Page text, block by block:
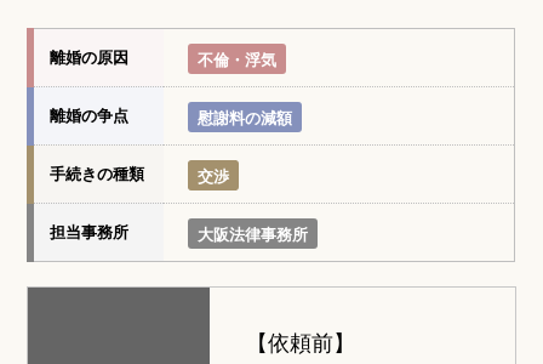
離婚の原因 不倫・浮気
離婚の争点 慰謝料の減額
手続きの種類 交渉
担当事務所 大阪法律事務所
【依頼前】